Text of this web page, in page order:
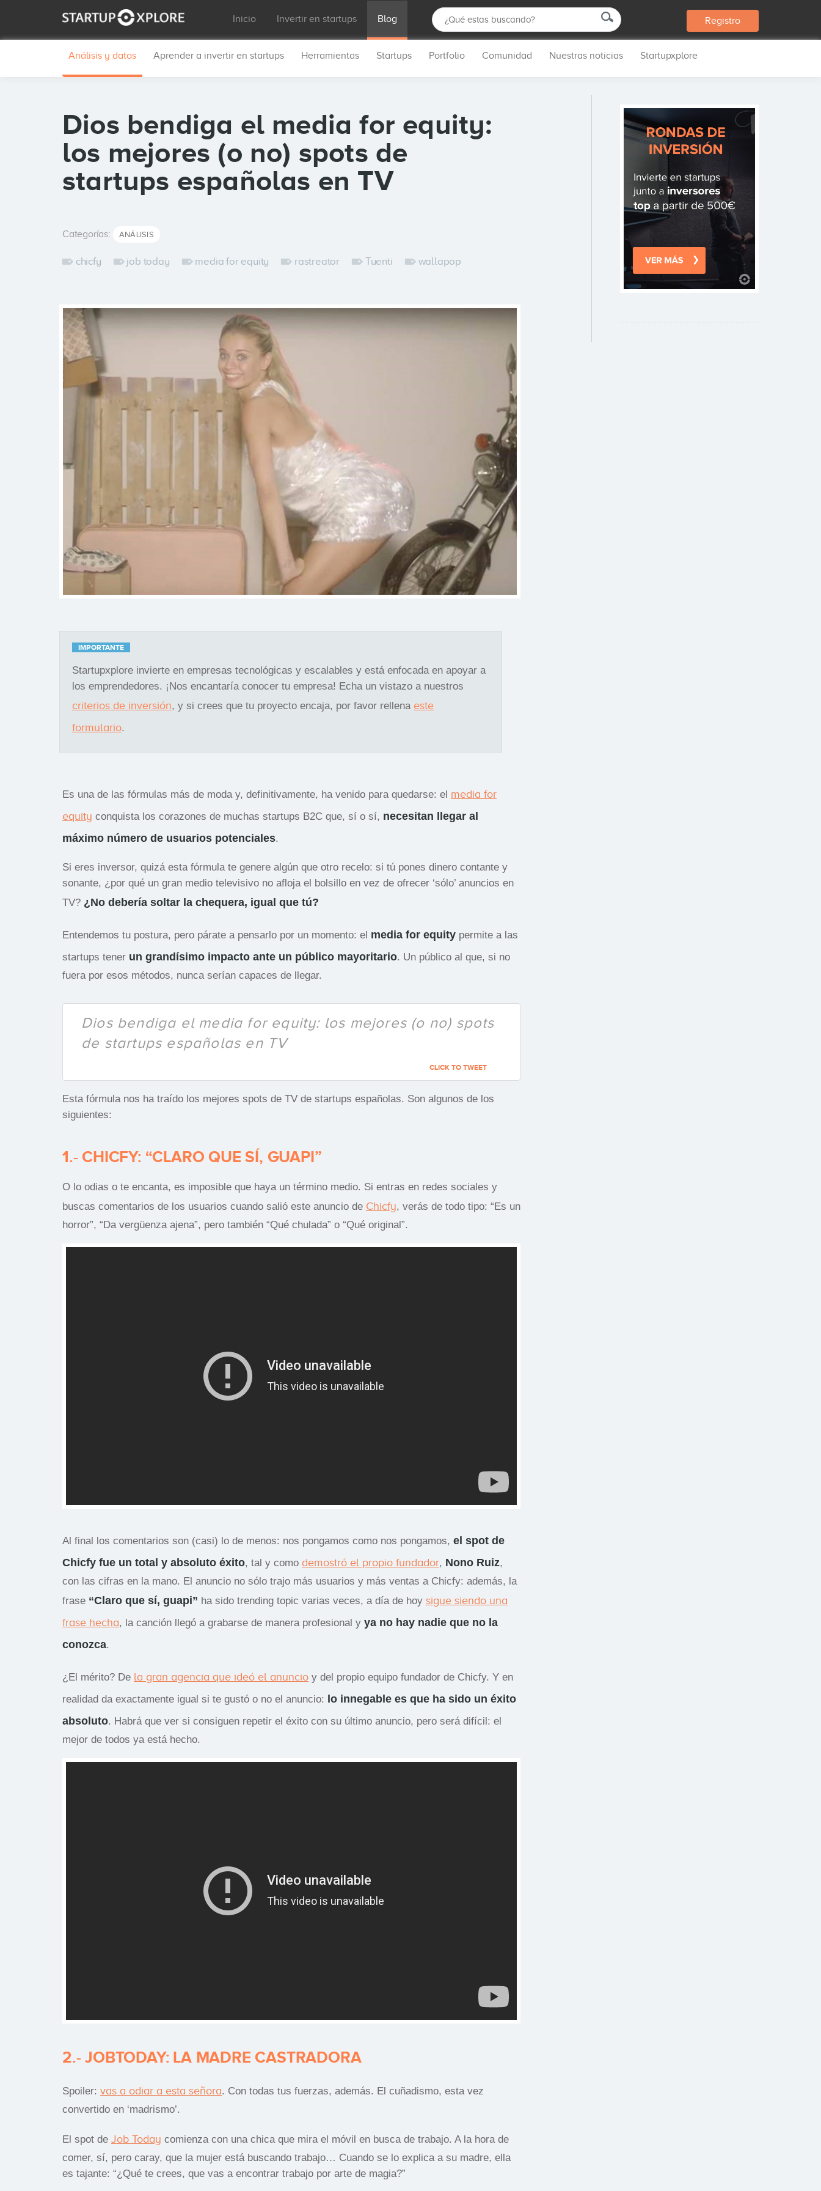
Inicio Invertir en startups Blog Registro
Análisis y datos Aprender a invertir en startups Herramientas Startups Portfolio Comunidad Nuestras noticias Startupxplore
Dios bendiga el media for equity:
los mejores (o no) spots de
startups españolas en TV
Categorías: ANÁLISIS
chicfy job today media for equity rastreator Tuenti wallapop
IMPORTANTE
Startupxplore invierte en empresas tecnológicas y escalables y está enfocada en apoyar a
los emprendedores. ¡Nos encantaría conocer tu empresa! Echa un vistazo a nuestros
criterios de inversión, y si crees que tu proyecto encaja, por favor rellena este
formulario.
Es una de las fórmulas más de moda y, definitivamente, ha venido para quedarse: el media for
equity conquista los corazones de muchas startups B2C que, sí o sí, necesitan llegar al
máximo número de usuarios potenciales.
Si eres inversor, quizá esta fórmula te genere algún que otro recelo: si tú pones dinero contante y
sonante, ¿por qué un gran medio televisivo no afloja el bolsillo en vez de ofrecer ‘sólo’ anuncios en
TV? ¿No debería soltar la chequera, igual que tú?
Entendemos tu postura, pero párate a pensarlo por un momento: el media for equity permite a las
startups tener un grandísimo impacto ante un público mayoritario. Un público al que, si no
fuera por esos métodos, nunca serían capaces de llegar.
Dios bendiga el media for equity: los mejores (o no) spots
de startups españolas en TV
CLICK TO TWEET
Esta fórmula nos ha traído los mejores spots de TV de startups españolas. Son algunos de los
siguientes:
1.- CHICFY: “CLARO QUE SÍ, GUAPI”
O lo odias o te encanta, es imposible que haya un término medio. Si entras en redes sociales y
buscas comentarios de los usuarios cuando salió este anuncio de Chicfy, verás de todo tipo: “Es un
horror”, “Da vergüenza ajena”, pero también “Qué chulada” o “Qué original”.
Al final los comentarios son (casi) lo de menos: nos pongamos como nos pongamos, el spot de
Chicfy fue un total y absoluto éxito, tal y como demostró el propio fundador, Nono Ruiz,
con las cifras en la mano. El anuncio no sólo trajo más usuarios y más ventas a Chicfy: además, la
frase “Claro que sí, guapi” ha sido trending topic varias veces, a día de hoy sigue siendo una
frase hecha, la canción llegó a grabarse de manera profesional y ya no hay nadie que no la
conozca.
¿El mérito? De la gran agencia que ideó el anuncio y del propio equipo fundador de Chicfy. Y en
realidad da exactamente igual si te gustó o no el anuncio: lo innegable es que ha sido un éxito
absoluto. Habrá que ver si consiguen repetir el éxito con su último anuncio, pero será difícil: el
mejor de todos ya está hecho.
2.- JOBTODAY: LA MADRE CASTRADORA
Spoiler: vas a odiar a esta señora. Con todas tus fuerzas, además. El cuñadismo, esta vez
convertido en ‘madrismo’.
El spot de Job Today comienza con una chica que mira el móvil en busca de trabajo. A la hora de
comer, sí, pero caray, que la mujer está buscando trabajo… Cuando se lo explica a su madre, ella
es tajante: “¿Qué te crees, que vas a encontrar trabajo por arte de magia?”